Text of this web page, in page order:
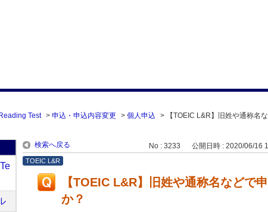
Test > 申込・申込内容変更 > 個人申込 >
【TOEIC L&R】旧姓や通称名
検索へ戻る No : 3233 公開日時 : 2020/06/16
TOEIC L&R
【TOEIC L&R】旧姓や通称名などで
か？